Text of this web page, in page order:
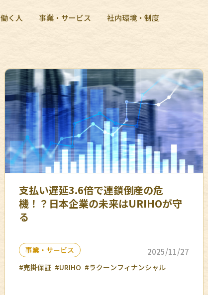
働く人 事業・サービス 社内環境・制度
支払い遅延3.6倍で連鎖倒産の危
機！？日本企業の未来はURIHOが守
る
事業・サービス 2025/11/27
#売掛保証 #URIHO #ラクーンフィナンシャル